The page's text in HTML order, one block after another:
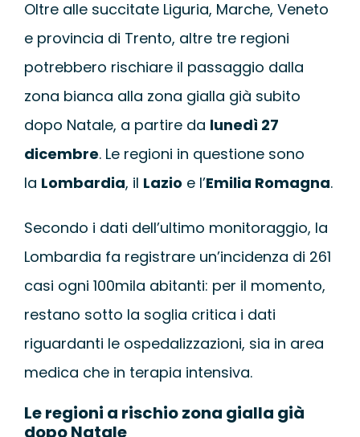
Oltre alle succitate Liguria, Marche, Veneto
e provincia di Trento, altre tre regioni
potrebbero rischiare il passaggio dalla
zona bianca alla zona gialla già subito
dopo Natale, a partire da lunedì 27
dicembre. Le regioni in questione sono
la Lombardia, il Lazio e l’Emilia Romagna.
Secondo i dati dell’ultimo monitoraggio, la
Lombardia fa registrare un’incidenza di 261
casi ogni 100mila abitanti: per il momento,
restano sotto la soglia critica i dati
riguardanti le ospedalizzazioni, sia in area
medica che in terapia intensiva.
Le regioni a rischio zona gialla già
dopo Natale